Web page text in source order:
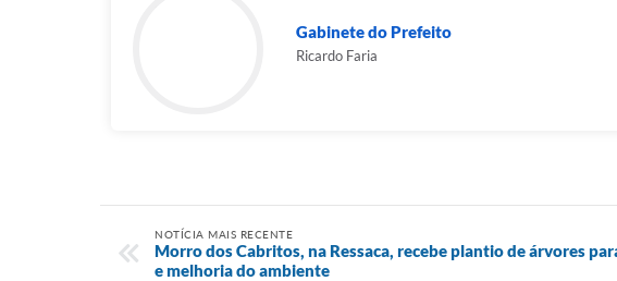
Gabinete do Prefeito
Ricardo Faria
NOTÍCIA MAIS RECENTE
Morro dos Cabritos, na Ressaca, recebe plantio de árvores
e melhoria do ambiente